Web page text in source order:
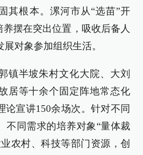
其根本。漯河市从“选苗”开
养摆在突出位置，吸收后备人
对象参加组织生活。
镇半坡朱村文化大院、大刘
居等十余个固定阵地常态化
论宣讲150余场次。针对不同
不同需求的培养对象“量体裁
农村、科技等部门资源，创